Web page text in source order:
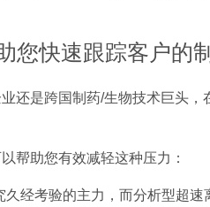
您快速跟踪客户的
还是跨国制药/生物技术巨头
帮助您有效减轻这种压力：
久经考验的主力，而分析型超